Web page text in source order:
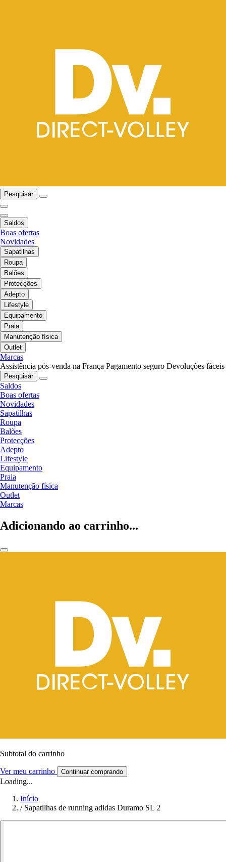
Pesquisar
Saldos
Boas ofertas
Novidades
Sapatilhas
Roupa
Balões
Protecções
Adepto
Lifestyle
Equipamento
Praia
Manutenção física
Outlet
Marcas
Assistência pós-venda na França Pagamento seguro Devoluções fáceis
Pesquisar
Saldos
Boas ofertas
Novidades
Sapatilhas
Roupa
Balões
Protecções
Adepto
Lifestyle
Equipamento
Praia
Manutenção física
Outlet
Marcas
Adicionando ao carrinho...
Subtotal do carrinho
Ver meu carrinho Continuar comprando
Loading...
Início
/ Sapatilhas de running adidas Duramo SL 2